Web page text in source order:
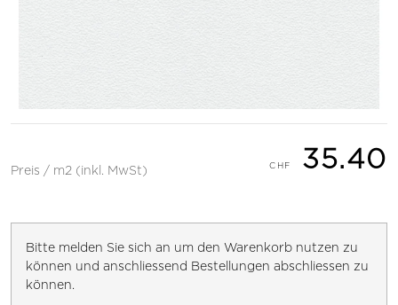
Preis / m2 (inkl. MwSt) 35.40
Bitte melden Sie sich an um den Warenkorb nutzen zu
können und anschliessend Bestellungen abschliessen zu
können.